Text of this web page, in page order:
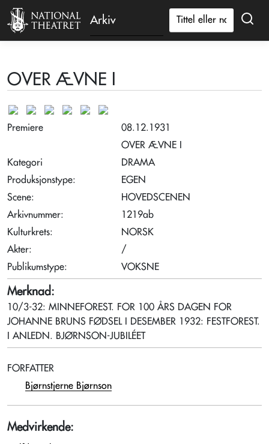
Arkiv
OVER ÆVNE I
Premiere
08.12.1931
OVER ÆVNE I
Kategori
DRAMA
Produksjonstype:
EGEN
Scene:
HOVEDSCENEN
Arkivnummer:
1219ab
Kulturkrets:
NORSK
Akter:
/
Publikumstype:
VOKSNE
Merknad:
10/3-32: MINNEFOREST. FOR 100 ÅRS DAGEN FOR
JOHANNE BRUNS FØDSEL I DESEMBER 1932: FESTFOREST.
I ANLEDN. BJØRNSON-JUBILÉET
FORFATTER
Bjørnstjerne Bjørnson
Medvirkende: